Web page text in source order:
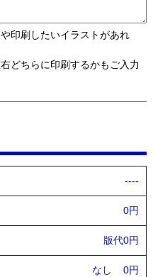
印刷したいイラストがあれ
どちらに印刷するかもご入力
----
0円
版代0円
なし 0円